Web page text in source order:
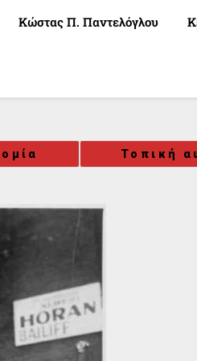
Κώστας Π. Παντελόγλου
Τοπική